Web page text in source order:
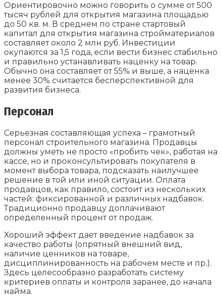
Ориентировочно можно говорить о сумме от 500
тысяч рублей для открытия магазина площадью
до 50 кв. м. В среднем по стране стартовый
капитал для открытия магазина стройматериалов
составляет около 2 млн руб. Инвестиции
окупаются за 1,5 года, если вести бизнес стабильно
и правильно устанавливать наценку на товар.
Обычно она составляет от 55% и выше, а наценка
менее 30% считается бесперспективной для
развития бизнеса.
Персонал
Серьезная составляющая успеха – грамотный
персонал строительного магазина. Продавцы
должны уметь не просто «пробить чек», работая на
кассе, но и проконсультировать покупателя в
момент выбора товара, подсказать наилучшее
решение в той или иной ситуации. Оплата
продавцов, как правило, состоит из нескольких
частей: фиксированной и различных надбавок.
Традиционно продавцу доплачивают
определенный процент от продаж.
Хороший эффект дает введение надбавок за
качество работы (опрятный внешний вид,
наличие ценников на товаре,
дисциплинированность на рабочем месте и пр.).
Здесь целесообразно разработать систему
критериев оплаты и контроля заранее, до начала
найма.